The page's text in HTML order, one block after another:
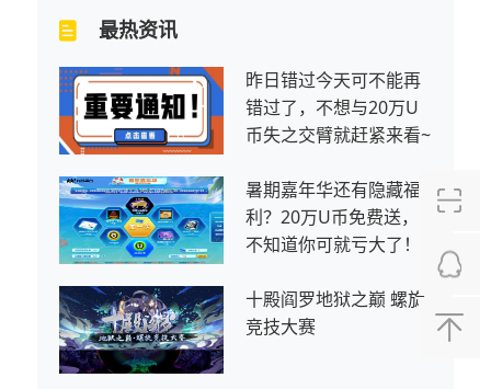
最热资讯
昨日错过今天可不能再
错过了，不想与20万U
币失之交臂就赶紧来看~
暑期嘉年华还有隐藏福
利？20万U币免费送，
不知道你可就亏大了！
十殿阎罗地狱之巅 螺旋
竞技大赛